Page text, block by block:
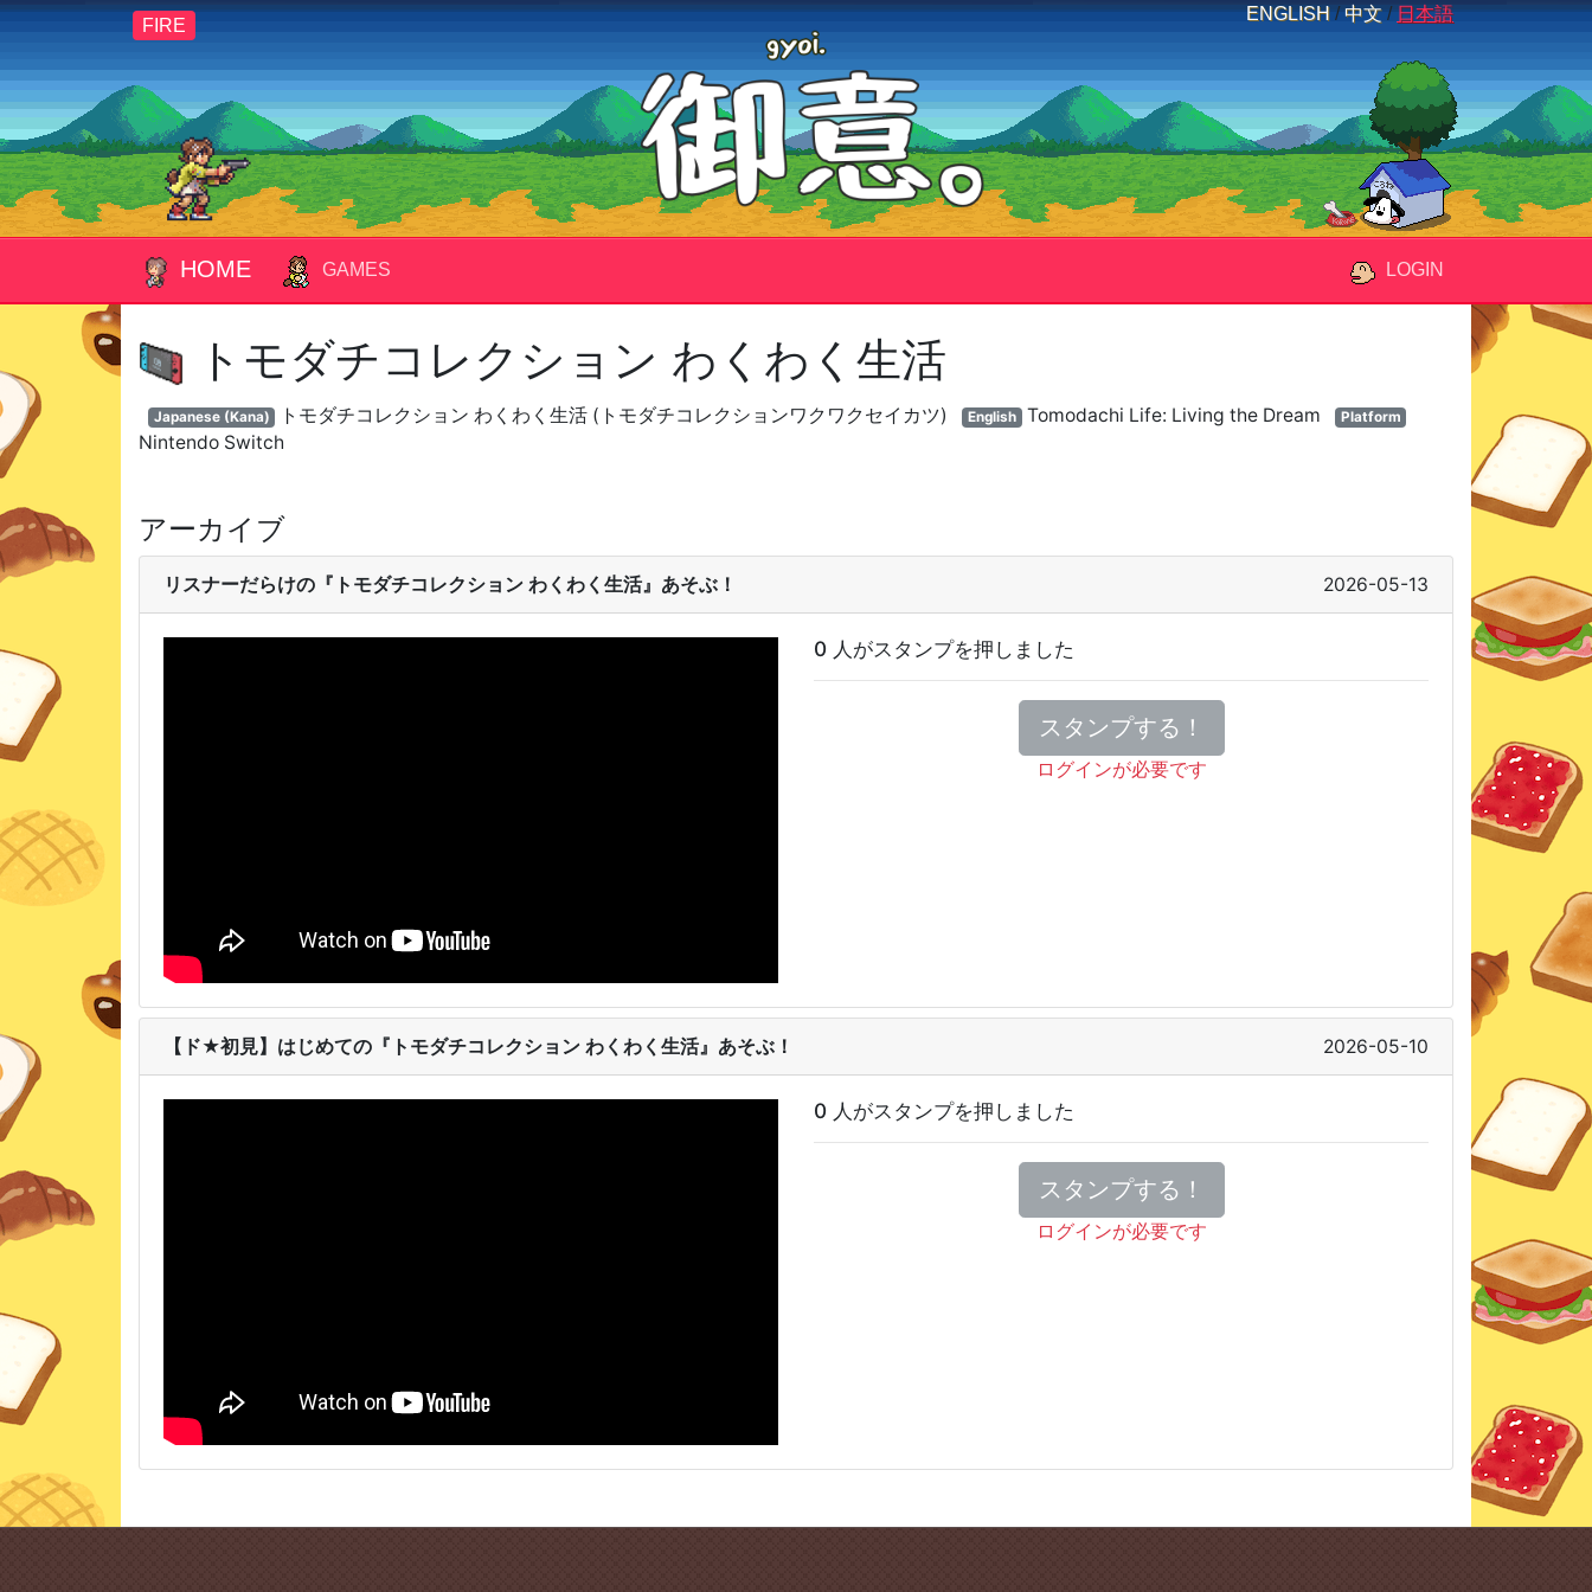
ENGLISH / 中文 / 日本語
FIRE
HOME GAMES LOGIN
トモダチコレクション わくわく生活
Japanese (Kana) トモダチコレクション わくわく生活 (トモダチコレクションワクワクセイカツ) English Tomodachi Life: Living the Dream Platform
Nintendo Switch
アーカイブ
リスナーだらけの『トモダチコレクション わくわく生活』あそぶ！ 2026-05-13
0 人がスタンプを押しました
スタンプする！
ログインが必要です
【ド★初見】はじめての『トモダチコレクション わくわく生活』あそぶ！ 2026-05-10
0 人がスタンプを押しました
スタンプする！
ログインが必要です